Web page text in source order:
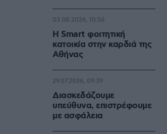
Η Smart φοιτητική
κατοικία στην καρδιά της
Αθήνας
03.08.2026, 10:56
Διασκεδάζουμε
υπεύθυνα, επιστρέφουμε
με ασφάλεια
29.07.2026, 09:39